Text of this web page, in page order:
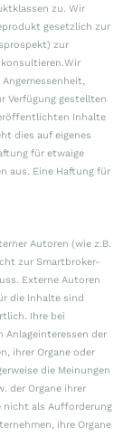
zu. Wir
gesetzlich zur
zur
Verfügung gestellten
Inhalte
dies auf eigenes
für etwaige
aus. Eine Haftung für
Autoren (wie z.B.
zur Smartbroker-
Externe Autoren
die Inhalte sind
Ihre bei
der
ihrer Organe oder
die Meinungen
der Organe ihrer
nicht als Aufforderung
ihre Organe